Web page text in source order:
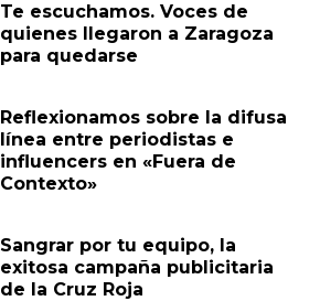
Te escuchamos. Voces de
quienes llegaron a Zaragoza
para quedarse
Reflexionamos sobre la difusa
línea entre periodistas e
influencers en «Fuera de
Contexto»
Sangrar por tu equipo, la
exitosa campaña publicitaria
de la Cruz Roja